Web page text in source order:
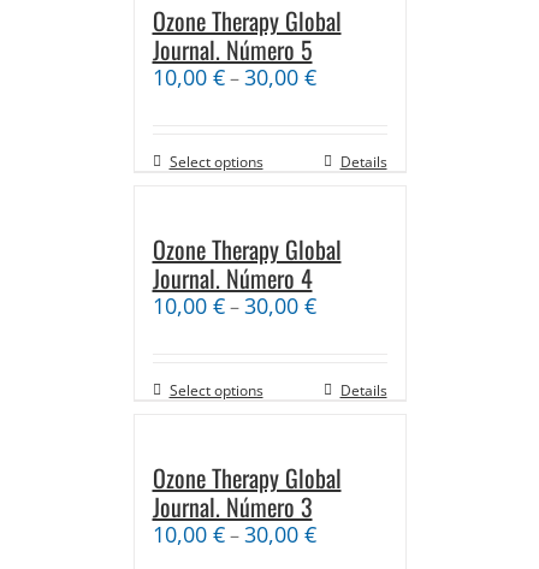
Ozone Therapy Global
Journal. Número 5
10,00 €–30,00 €
Select options Details
Ozone Therapy Global
Journal. Número 4
10,00 €–30,00 €
Select options Details
Ozone Therapy Global
Journal. Número 3
10,00 €–30,00 €